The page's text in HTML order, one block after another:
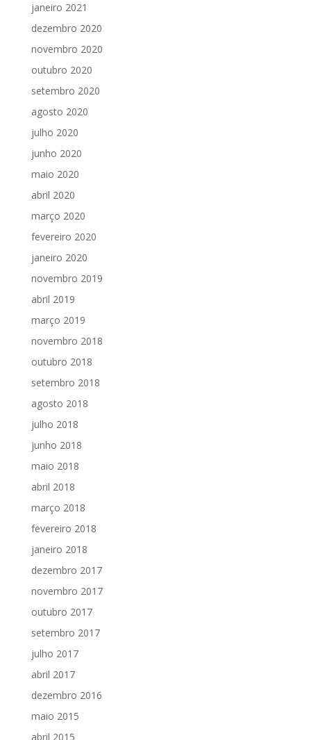
janeiro 2021
dezembro 2020
novembro 2020
outubro 2020
setembro 2020
agosto 2020
julho 2020
junho 2020
maio 2020
abril 2020
março 2020
fevereiro 2020
janeiro 2020
novembro 2019
abril 2019
março 2019
novembro 2018
outubro 2018
setembro 2018
agosto 2018
julho 2018
junho 2018
maio 2018
abril 2018
março 2018
fevereiro 2018
janeiro 2018
dezembro 2017
novembro 2017
outubro 2017
setembro 2017
julho 2017
abril 2017
dezembro 2016
maio 2015
abril 2015